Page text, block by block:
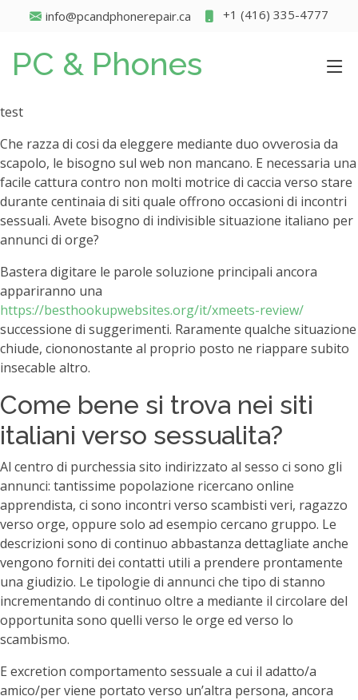
info@pcandphonerepair.ca +1 (416) 335-4777
PC & Phones
test
Che razza di cosi da eleggere mediante duo ovverosia da
scapolo, le bisogno sul web non mancano. E necessaria una
facile cattura contro non molti motrice di caccia verso stare
durante centinaia di siti quale offrono occasioni di incontri
sessuali. Avete bisogno di indivisible situazione italiano per
annunci di orge?
Bastera digitare le parole soluzione principali ancora
appariranno una
https://besthookupwebsites.org/it/xmeets-review/
successione di suggerimenti. Raramente qualche situazione
chiude, ciononostante al proprio posto ne riappare subito
insecable altro.
Come bene si trova nei siti
italiani verso sessualita?
Al centro di purchessia sito indirizzato al sesso ci sono gli
annunci: tantissime popolazione ricercano online
apprendista, ci sono incontri verso scambisti veri, ragazzo
verso orge, oppure solo ad esempio cercano gruppo. Le
descrizioni sono di continuo abbastanza dettagliate anche
vengono forniti dei contatti utili a prendere prontamente
una giudizio. Le tipologie di annunci che tipo di stanno
incrementando di continuo oltre a mediante il circolare del
opportunita sono quelli verso le orge ed verso lo
scambismo.
E excretion comportamento sessuale a cui il adatto/a
amico/per viene portato verso un’altra persona, ancora